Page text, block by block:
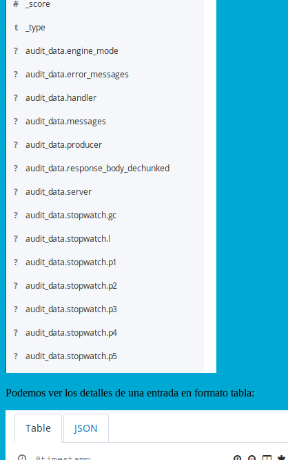
Podemos ver los detalles de una entrada en formato tabla: